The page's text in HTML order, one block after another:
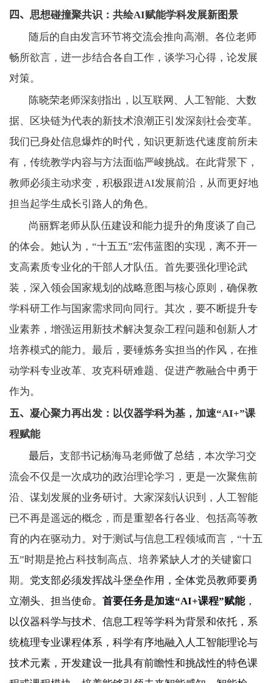
四、 思想碰撞聚共识：共绘AI赋能学科发展新图景
随后的自由发言环节将交流会推向高潮。各位老师
畅所欲言，进一步结合各自工作，谈学习心得，论发展
对策。
陈晓荣老师深刻指出，以互联网、人工智能、大数
据、区块链为代表的新技术浪潮正引发深刻社会变革。
我们已身处信息爆炸的时代，知识更新迭代速度前所未
有，传统教学内容与方法面临严峻挑战。在此背景下，
教师必须主动求变，积极跟进AI发展前沿，从而更好地
担当起学生成长引路人的角色。
尚丽辉老师从队伍建设和能力提升的角度谈了自己
的体会。她认为，“十五五”宏伟蓝图的实现，离不开一
支高素质专业化的干部人才队伍。首先要强化理论武
装，深入领会国家规划的战略意图与核心原则，确保教
学科研工作与国家需求同向同行。其次，要不断提升专
业素养，增强运用新技术解决复杂工程问题和创新人才
培养模式的能力。最后，要锤炼务实担当的作风，在推
动学科专业改革、攻克科研难题、促进产教融合中勇于
作为。
五、 凝心聚力再出发：以仪器学科为基，加速“AI+”课
程赋能
最后，支部书记杨海马老师做了总结 ，本次学习交
流会不仅是一次成功的政治理论学习，更是一次聚焦前
沿、谋划发展的业务研讨。大家深刻认识到，人工智能
已不再是遥远的概念，而是重塑各行各业、包括高等教
育的内在驱动力。对于测试与信息工程领域而言，“十五
五”时期是抢占科技制高点、培养紧缺人才的关键窗口
期。 党支部必须发挥战斗堡垒作用，全体党员教师要勇
立潮头、担当使命。 首要任务是加速“AI+课程”赋能，
以仪器科学与技术、信息工程等学科为背景和依托，系
统梳理专业课程体系，科学有序地融入人工智能理论与
技术元素，开发建设一批具有前瞻性和挑战性的特色课